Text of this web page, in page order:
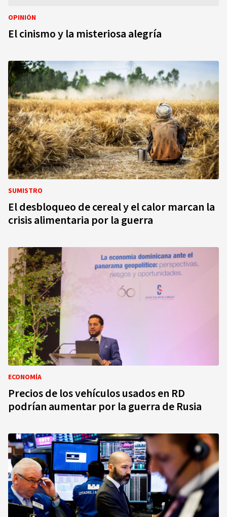
OPINIÓN
El cinismo y la misteriosa alegría
SUMISTRO
El desbloqueo de cereal y el calor marcan la
crisis alimentaria por la guerra
ECONOMÍA
Precios de los vehículos usados en RD
podrían aumentar por la guerra de Rusia